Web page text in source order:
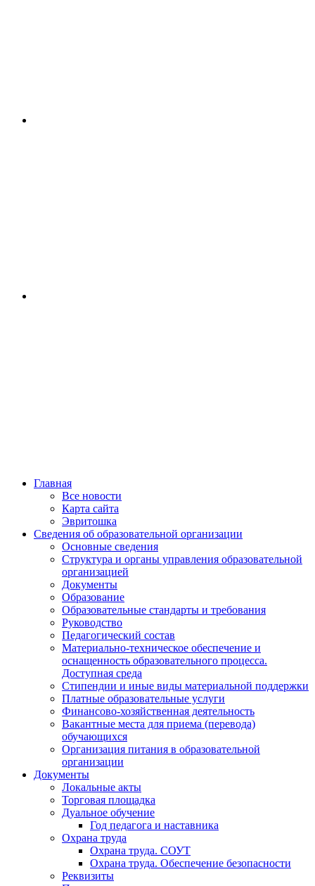
Главная
Все новости
Карта сайта
Эвритошка
Сведения об образовательной организации
Основные сведения
Структура и органы управления образовательной
организацией
Документы
Образование
Образовательные стандарты и требования
Руководство
Педагогический состав
Материально-техническое обеспечение и
оснащенность образовательного процесса.
Доступная среда
Стипендии и иные виды материальной поддержки
Платные образовательные услуги
Финансово-хозяйственная деятельность
Вакантные места для приема (перевода)
обучающихся
Организация питания в образовательной
организации
Документы
Локальные акты
Торговая площадка
Дуальное обучение
Год педагога и наставника
Охрана труда
Охрана труда. СОУТ
Охрана труда. Обеспечение безопасности
Реквизиты